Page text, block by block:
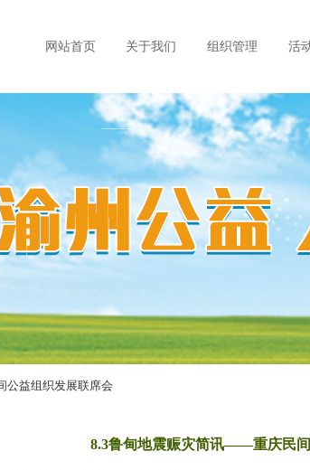
网站首页 关于我们 组织管理 活
益组织发展联席会
8.3鲁甸地震赈灾简讯——重庆民